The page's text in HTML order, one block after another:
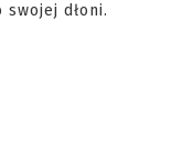
dłoni.